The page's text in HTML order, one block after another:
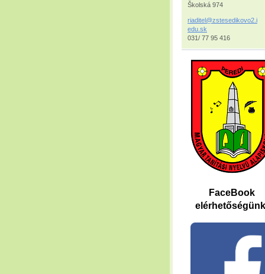
Školská 974
riaditel@zstesedikovo2.i
edu.sk
031/ 77 95 416
FaceBook